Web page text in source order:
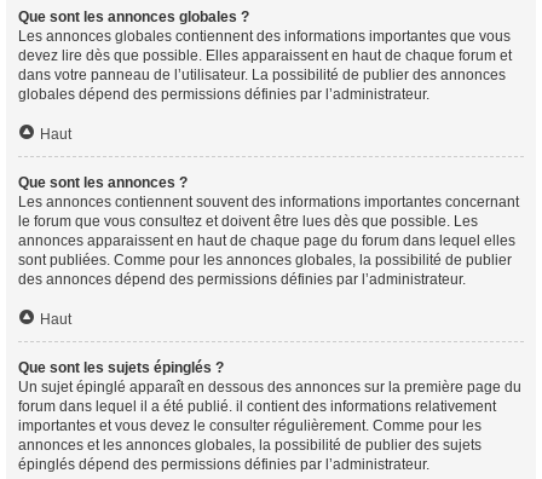
Que sont les annonces globales ?
Les annonces globales contiennent des informations importantes que vous
devez lire dès que possible. Elles apparaissent en haut de chaque forum et
dans votre panneau de l’utilisateur. La possibilité de publier des annonces
globales dépend des permissions définies par l’administrateur.
Haut
Que sont les annonces ?
Les annonces contiennent souvent des informations importantes concernant
le forum que vous consultez et doivent être lues dès que possible. Les
annonces apparaissent en haut de chaque page du forum dans lequel elles
sont publiées. Comme pour les annonces globales, la possibilité de publier
des annonces dépend des permissions définies par l’administrateur.
Haut
Que sont les sujets épinglés ?
Un sujet épinglé apparaît en dessous des annonces sur la première page du
forum dans lequel il a été publié. il contient des informations relativement
importantes et vous devez le consulter régulièrement. Comme pour les
annonces et les annonces globales, la possibilité de publier des sujets
épinglés dépend des permissions définies par l’administrateur.